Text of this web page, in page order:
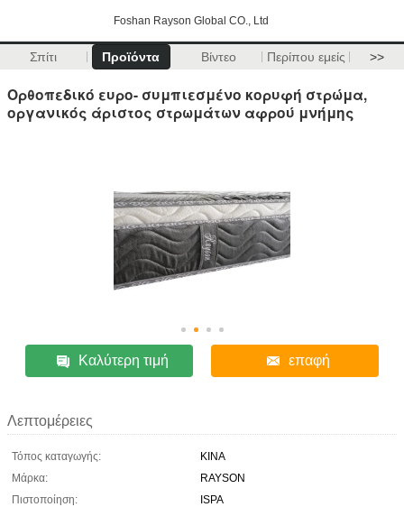
Foshan Rayson Global CO., Ltd
Σπίτι Προϊόντα Βίντεο Περίπου εμείς >>
Ορθοπεδικό ευρο- συμπιεσμένο κορυφή στρώμα,
οργανικός άριστος στρωμάτων αφρού μνήμης
Καλύτερη τιμή επαφή
Λεπτομέρειες
Τόπος καταγωγής:
ΚΙΝΑ
Μάρκα:
RAYSON
Πιστοποίηση:
ISPA